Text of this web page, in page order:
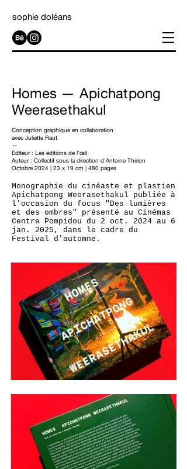
sophie doléans
Homes — Apichatpong
Weerasethakul
Conception graphique en collaboration
avec Juliette Raut
—
Éditeur : Les éditions de l'œil
Auteur : Collectif sous la direction d'Antoine Thirion
Octobre 2024 | 23 x 19 cm | 480 pages
Monographie du cinéaste et plastien
Apichatpong Weerasethakul publiée à
l'occasion du focus "Des lumières
et des ombres" présenté au Cinémas
Centre Pompidou du 2 oct. 2024 au 6
jan. 2025, dans le cadre du
Festival d'automne.